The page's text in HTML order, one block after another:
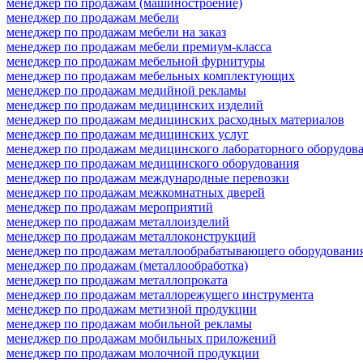
менеджер по продажам мебели
менеджер по продажам мебели на заказ
менеджер по продажам мебели премиум-класса
менеджер по продажам мебельной фурнитуры
менеджер по продажам мебельных комплектующих
менеджер по продажам медийной рекламы
менеджер по продажам медицинских изделий
менеджер по продажам медицинских расходных материалов
менеджер по продажам медицинских услуг
менеджер по продажам медицинского лабораторного
менеджер по продажам медицинского оборудования
менеджер по продажам международные перевозки
менеджер по продажам межкомнатных дверей
менеджер по продажам мероприятий
менеджер по продажам металлоизделий
менеджер по продажам металлоконструкций
менеджер по продажам металлообрабатывающего
менеджер по продажам (металлообработка)
менеджер по продажам металлопроката
менеджер по продажам металлорежущего инструмента
менеджер по продажам метизной продукции
менеджер по продажам мобильной рекламы
менеджер по продажам мобильных приложений
менеджер по продажам молочной продукции